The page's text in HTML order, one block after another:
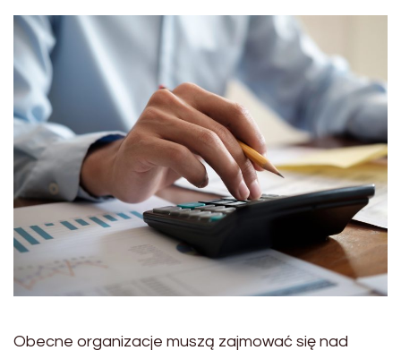
Obecne organizacje muszą zajmować się nad